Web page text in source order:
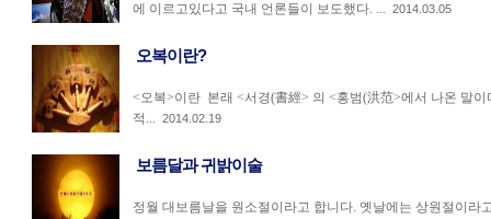
에 이르고있다고 국내 언론들이 보도했다. ... 2014.03.05
오복이란?
<오복>이란 본래 <서경(書經> 의 <홍범(洪范>에서 나온 말
적... 2014.02.19
보름달과 귀밝이술
정월 대보름날을 원소절이라고 합니다. 옛날에는 상원절이라